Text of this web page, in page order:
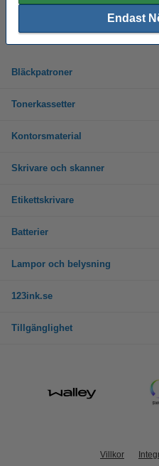
Endast
Behöver du hjälp?
Bläckpatroner
Tonerkassetter
Kontorsmaterial
Skrivare och skanner
Etikettskrivare
Batterier
Lampor och belysning
123ink.se
Tillgänglighet
Villkor